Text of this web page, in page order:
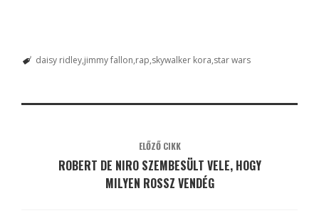
daisy ridley jimmy fallon rap skywalker kora star wars
ELŐZŐ CIKK
ROBERT DE NIRO SZEMBESÜLT VELE, HOGY
MILYEN ROSSZ VENDÉG